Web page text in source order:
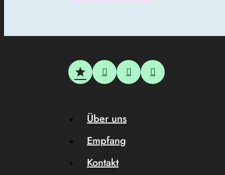
Über uns
Empfang
Kontakt